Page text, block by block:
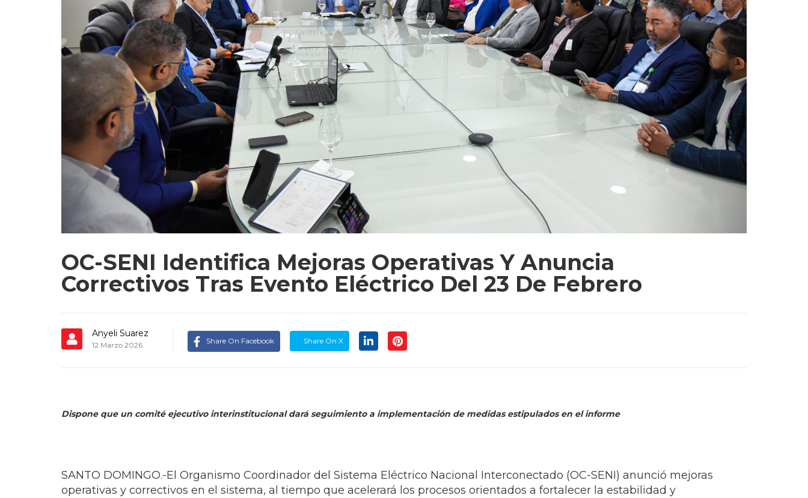
OC-SENI Identifica Mejoras Operativas Y Anuncia
Correctivos Tras Evento Eléctrico Del 23 De Febrero
Anyeli Suarez
12 Marzo 2026 Share On Facebook Share On X
Dispone que un comité ejecutivo interinstitucional dará seguimiento a implementación de medidas estipulados en el informe
SANTO DOMINGO.-El Organismo Coordinador del Sistema Eléctrico Nacional Interconectado (OC-SENI) anunció mejoras
operativas y correctivos en el sistema, al tiempo que acelerará los procesos orientados a fortalecer la estabilidad y